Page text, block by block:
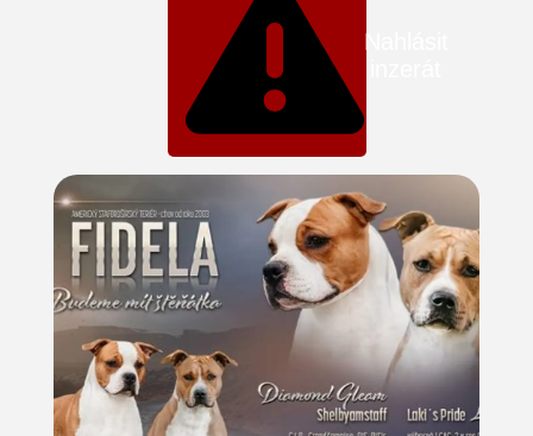
Nahlásit